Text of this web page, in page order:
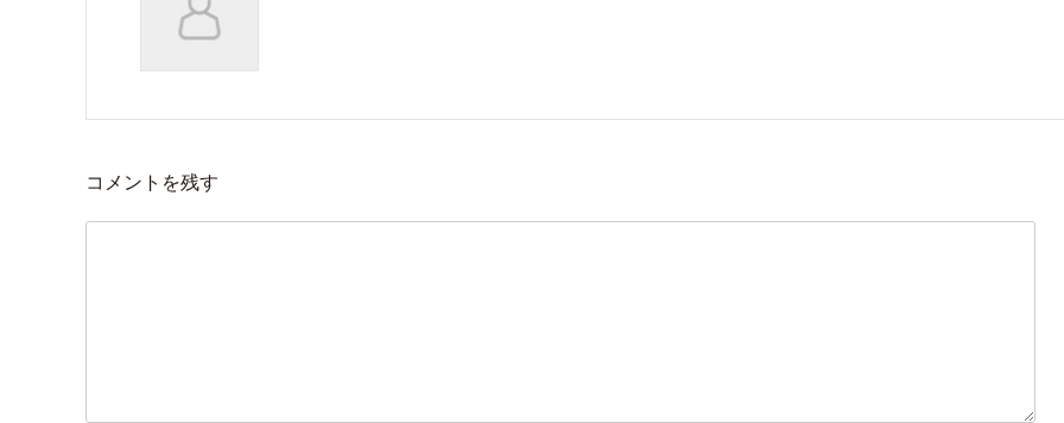
コメントを残す